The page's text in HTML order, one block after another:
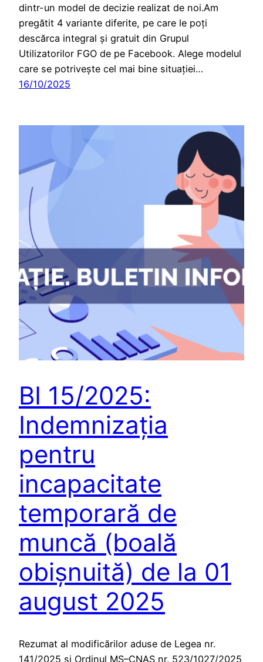
dintr-un model de decizie realizat de noi.Am
pregătit 4 variante diferite, pe care le poți
descărca integral și gratuit din Grupul
Utilizatorilor FGO de pe Facebook. Alege modelul
care se potrivește cel mai bine situației…
16/10/2025
BI 15/2025:
Indemnizația
pentru
incapacitate
temporară de
muncă (boală
obișnuită) de la 01
august 2025
Rezumat al modificărilor aduse de Legea nr.
141/2025 și Ordinul MS–CNAS nr. 523/1027/2025